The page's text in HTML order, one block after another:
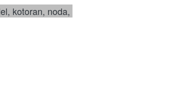
kotoran, noda,